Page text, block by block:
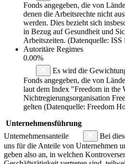
Fonds angegeben, die von
denen die Arbeitsrechte nicht
werden. Dies bezieht sich
in Bezug auf Gesundheit und
Arbeitszeiten. (Datenquelle: ISS
Autoritäre Regimes
0.00%
Es wird die
Fonds angegeben, die von
laut dem Index "Freedom in the
Nichtregierungsorganisation
gelten (Datenquelle: Freedom
Unternehmensführung
Unternehmensanteile
Bei
uns für die Anteile von Unternehmen
geben also an, in welchen